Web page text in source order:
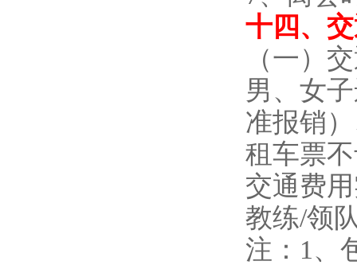
十四、
（一）
男、女
准报销
租车票
交通费
教练/领
注：1、